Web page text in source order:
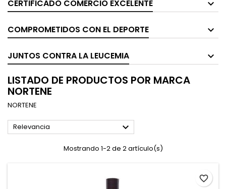
CERTIFICADO COMERCIO EXCELENTE
COMPROMETIDOS CON EL DEPORTE
JUNTOS CONTRA LA LEUCEMIA
LISTADO DE PRODUCTOS POR MARCA
NORTENE
NORTENE
Relevancia 
Mostrando 1-2 de 2 artículo(s)
favorite_border